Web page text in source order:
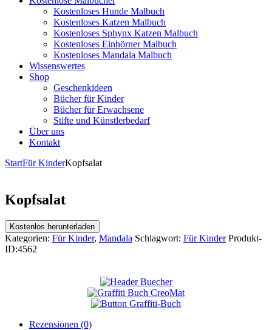
Kostenloses Hunde Malbuch
Kostenloses Katzen Malbuch
Kostenloses Sphynx Katzen Malbuch
Kostenloses Einhörner Malbuch
Kostenloses Mandala Malbuch
Wissenswertes
Shop
Geschenkideen
Bücher für Kinder
Bücher für Erwachsene
Stifte und Künstlerbedarf
Über uns
Kontakt
StartFür KinderKopfsalat
Kopfsalat
Kostenlos herunterladen
Kategorien: Für Kinder, Mandala Schlagwort: Für Kinder Produkt-
ID:4562
Rezensionen (0)